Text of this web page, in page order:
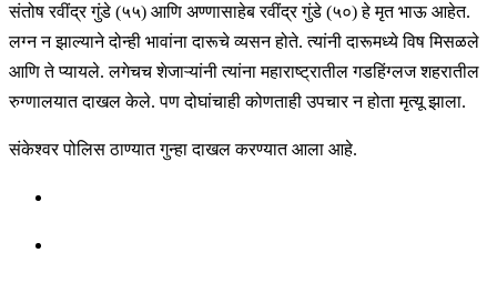
संतोष रवींद्र गुंडे (५५) आणि अण्णासाहेब रवींद्र गुंडे (५०) हे मृत भाऊ आहेत.
लग्न न झाल्याने दोन्ही भावांना दारूचे व्यसन होते. त्यांनी दारूमध्ये विष मिसळले
आणि ते प्यायले. लगेचच शेजाऱ्यांनी त्यांना महाराष्ट्रातील गडहिंग्लज शहरातील
रुग्णालयात दाखल केले. पण दोघांचाही कोणताही उपचार न होता मृत्यू झाला.
संकेश्वर पोलिस ठाण्यात गुन्हा दाखल करण्यात आला आहे.